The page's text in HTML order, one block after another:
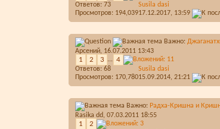
Ответов: 73
Просмотров: 194,039
Susila dasi
17.12.2017, 13:59
Важно:
Арсений, 16.07.2011 13:43
1 2 3 ... 4
Ответов: 68
Просмотров: 170,780
Susila dasi
15.09.2014, 21:21
Важно: Радха-Кришна и
Rasika dd, 07.03.2011 18:55
1 2